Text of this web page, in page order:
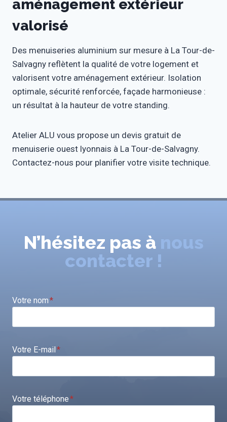
aménagement extérieur
valorisé
Des menuiseries aluminium sur mesure à La Tour-de-
Salvagny reflètent la qualité de votre logement et
valorisent votre aménagement extérieur. Isolation
optimale, sécurité renforcée, façade harmonieuse :
un résultat à la hauteur de votre standing.
Atelier ALU vous propose un devis gratuit de
menuiserie ouest lyonnais à La Tour-de-Salvagny.
Contactez-nous pour planifier votre visite technique.
N’hésitez pas à nous
contacter !
Votre nom*
Votre E-mail*
Votre téléphone*